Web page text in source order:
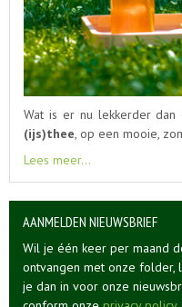
Wat is er nu lekkerder
(ijs)thee, op een mooie,
Lees meer...
AANMELDEN NIEUWSBRIEF
Wil je één keer per maand
ontvangen met onze folder,
je dan in voor onze